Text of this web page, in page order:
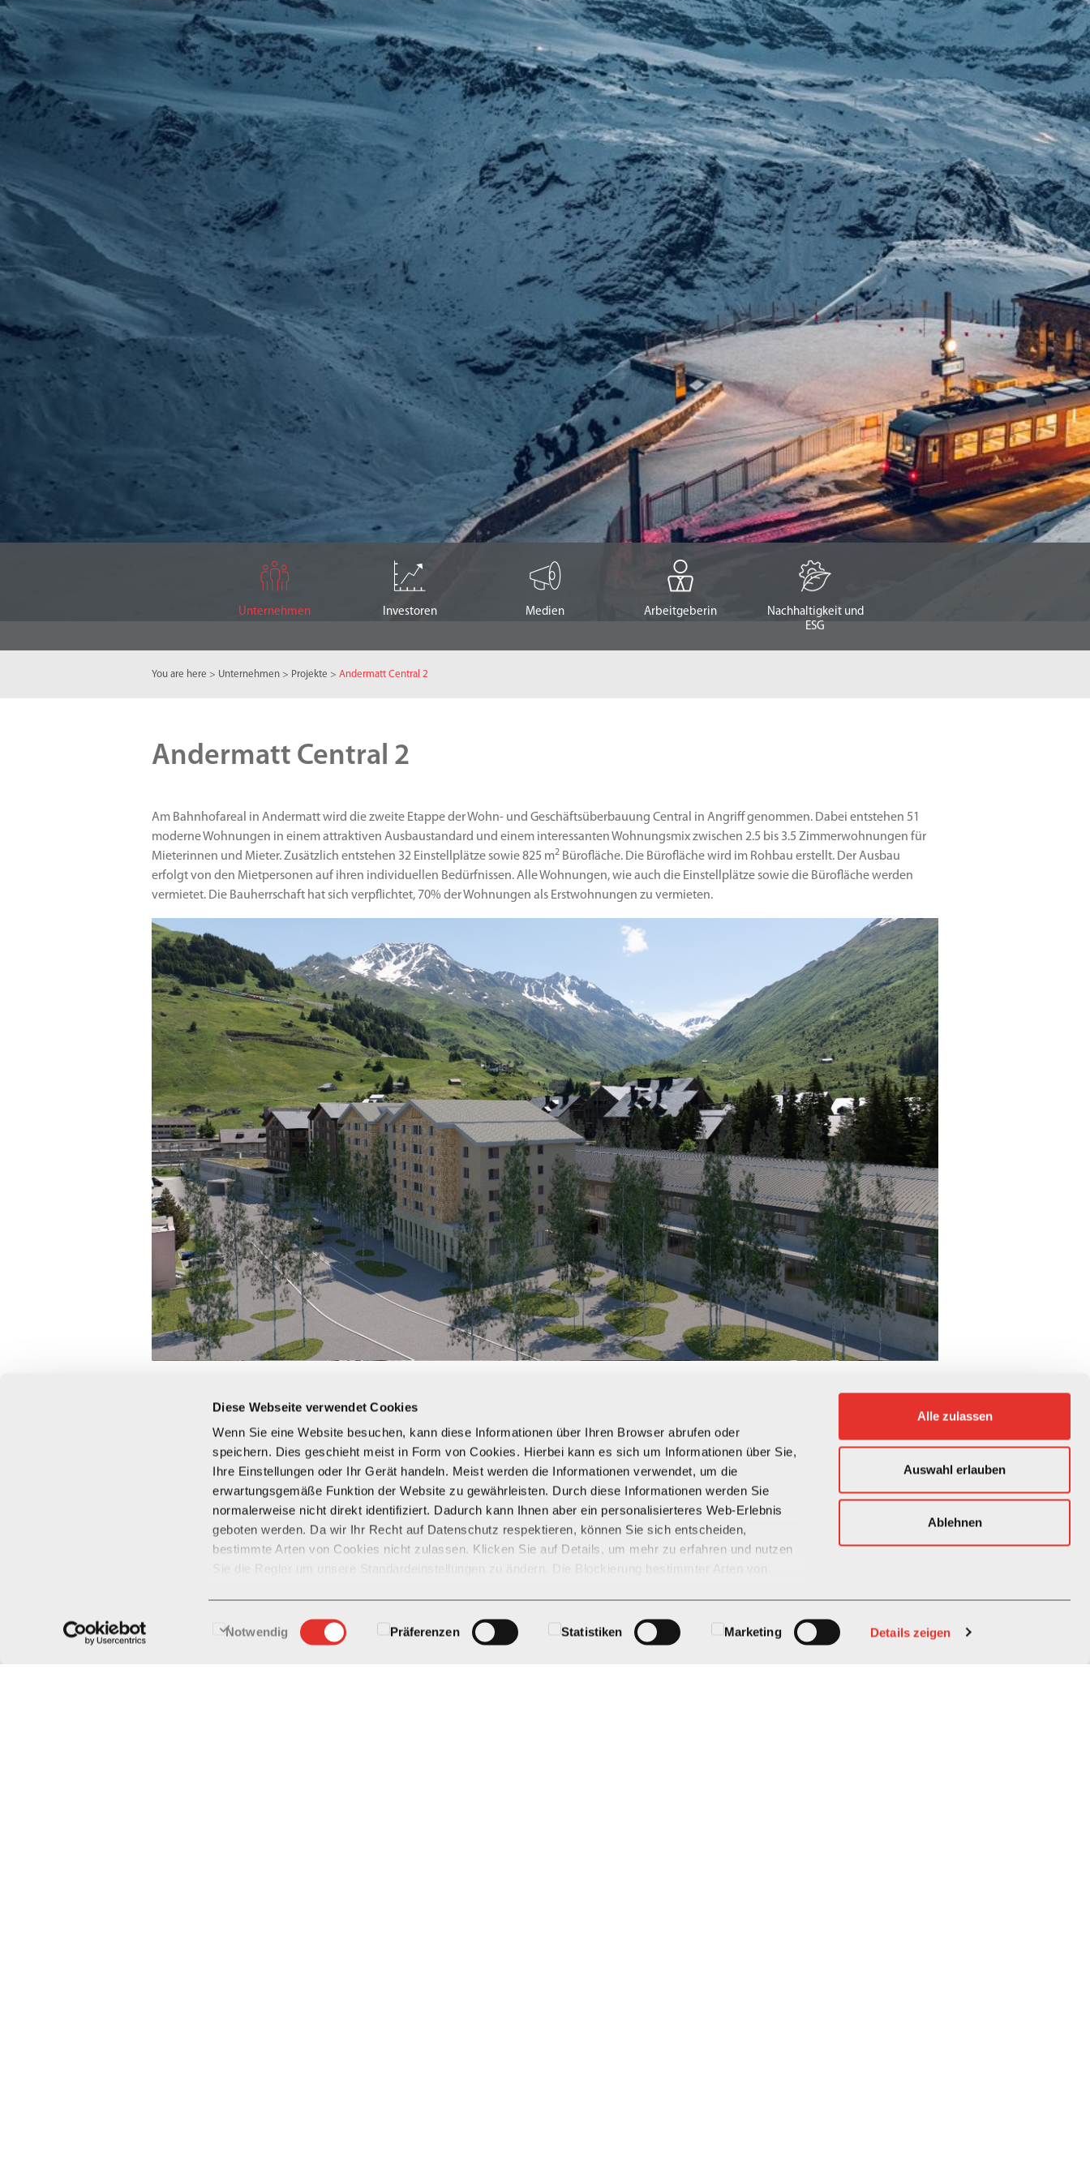
Diese Webseite verwendet Cookies
Wenn Sie eine Website besuchen, kann diese Informationen über Ihren Browser abrufen oder
speichern. Dies geschieht meist in Form von Cookies. Hierbei kann es sich um Informationen über Sie,
Ihre Einstellungen oder Ihr Gerät handeln. Meist werden die Informationen verwendet, um die
erwartungsgemäße Funktion der Website zu gewährleisten. Durch diese Informationen werden Sie
normalerweise nicht direkt identifiziert. Dadurch kann Ihnen aber ein personalisierteres Web-Erlebnis
geboten werden. Da wir Ihr Recht auf Datenschutz respektieren, können Sie sich entscheiden,
bestimmte Arten von Cookies nicht zulassen. Klicken Sie auf Details, um mehr zu erfahren und nutzen
Sie die Regler um unsere Standardeinstellungen zu ändern. Die Blockierung bestimmter Arten von
Einwilligungsauswahl
Notwendig Präferenzen Statistiken Marketing Details zeigen
Alle zulassen
Auswahl erlauben
Ablehnen
Unternehmen Investoren Medien Arbeitgeberin
Nachhaltigkeit und
ESG
You are here > Unternehmen > Projekte > Andermatt Central 2
Andermatt Central 2
Am Bahnhofareal in Andermatt wird die zweite Etappe der Wohn- und Geschäftsüberbauung Central in Angriff genommen. Dabei entstehen 51
moderne Wohnungen in einem attraktiven Ausbaustandard und einem interessanten Wohnungsmix zwischen 2.5 bis 3.5 Zimmerwohnungen für
Mieterinnen und Mieter. Zusätzlich entstehen 32 Einstellplätze sowie 825 m2 Bürofläche. Die Bürofläche wird im Rohbau erstellt. Der Ausbau
erfolgt von den Mietpersonen auf ihren individuellen Bedürfnissen. Alle Wohnungen, wie auch die Einstellplätze sowie die Bürofläche werden
vermietet. Die Bauherrschaft hat sich verpflichtet, 70% der Wohnungen als Erstwohnungen zu vermieten.
Bauherrschaft
Termine
Nachhaltigkeit
Mietermix